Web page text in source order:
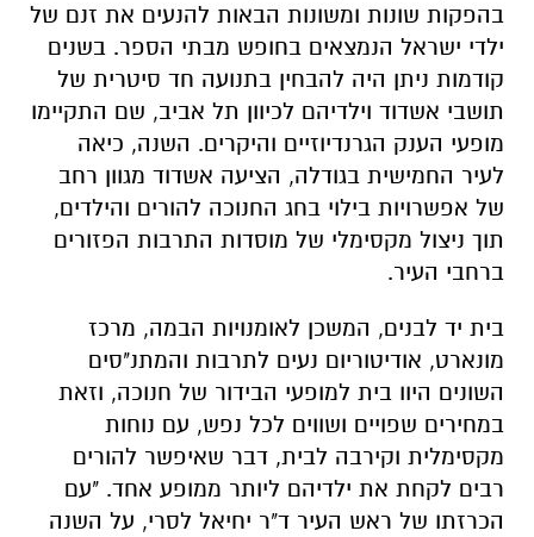
בהפקות שונות ומשונות הבאות להנעים את זנם של
ילדי ישראל הנמצאים בחופש מבתי הספר. בשנים
קודמות ניתן היה להבחין בתנועה חד סיטרית של
תושבי אשדוד וילדיהם לכיוון תל אביב, שם התקיימו
מופעי הענק הגרנדיוזיים והיקרים. השנה, כיאה
לעיר החמישית בגודלה, הציעה אשדוד מגוון רחב
של אפשרויות בילוי בחג החנוכה להורים והילדים,
תוך ניצול מקסימלי של מוסדות התרבות הפזורים
ברחבי העיר.
בית יד לבנים, המשכן לאומנויות הבמה, מרכז
מונארט, אודיטוריום נעים לתרבות והמתנ"סים
השונים היוו בית למופעי הבידור של חנוכה, וזאת
במחירים שפויים ושווים לכל נפש, עם נוחות
מקסימלית וקירבה לבית, דבר שאיפשר להורים
רבים לקחת את ילדיהם ליותר ממופע אחד. "עם
הכרזתו של ראש העיר ד"ר יחיאל לסרי, על השנה